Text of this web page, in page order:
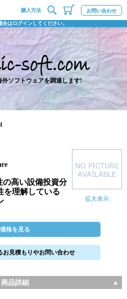
合はログインしてください。
購入方法 お問い合わせ
ソフトウェアを調達します!
拡大表示
の高い設備投資分
を理解している
価格を見る
お見積もりやお問い合わせ
商品詳細